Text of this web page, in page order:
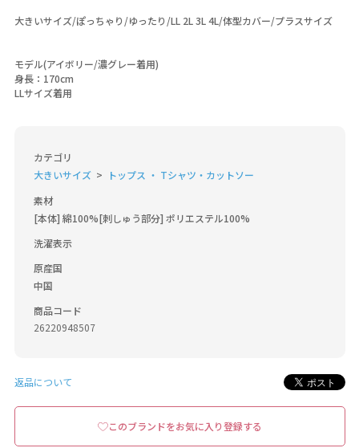
大きいサイズ/ぽっちゃり/ゆったり/LL 2L 3L 4L/体型カバー/プラスサイズ
モデル(アイボリー/濃グレー着用)
身長：170cm
LLサイズ着用
カテゴリ
大きいサイズ
トップス ・ Tシャツ・カットソー
素材
[本体] 綿100%[刺しゅう部分] ポリエステル100%
洗濯表示
原産国
中国
商品コード
26220948507
返品について
このブランドをお気に入り登録する